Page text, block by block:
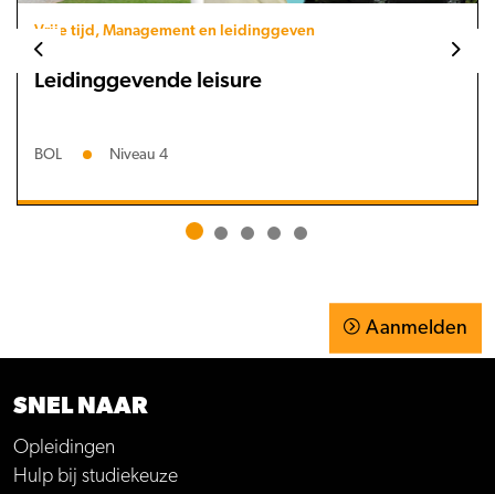
Vrije tijd, Management en leidinggeven
Leidinggevende leisure
BOL Niveau 4
Aanmelden
SNEL NAAR
Opleidingen
Hulp bij studiekeuze